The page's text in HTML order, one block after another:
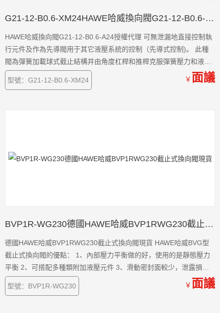
G21-12-B0.6-XM24HAWE哈威換向閥G21-12-B0.6-A24授權代理
HAWE哈威換向閥G21-12-B0.6-A24授權代理 可無泄漏地直接控制執
行元件及作為先導閥用于其它液壓系統的控制（先導式控制)。 此種
閥為彈簧加載球式截止結構并由角度杠桿和推桿克服彈簧壓力和液體
壓力進行換向。裝在進油口上的濾網能防止較大雜質的侵入。 經過平
磨閥板上的油口均設有О形密封圈。對于管式連接可自己制作底板或
型號：G21-12-B0.6-XM24 ￥ 面議
BVP1R-WG230德國HAWE哈威BVP1RWG230截止式換向閥現貨
德國HAWE哈威BVP1RWG230截止式換向閥現貨 HAWE哈威BVG型
截止式換向閥的優點： 1、內部壓力平衡做的好，使用的是靜態壓力
平衡 2、可搭配多種類附加液壓元件 3、滑動密封面較少，泄露損失
小。 4、所有的油口具有相同的耐壓值 5、安全性能高，發生意外的
概率小 6、閥體耐磨損程度高，損耗低，使用時間長。 7、使用靈活
型號：BVP1R-WG230 ￥ 面議